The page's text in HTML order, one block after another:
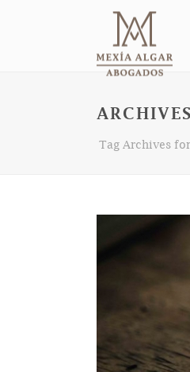
ARCHIVES
Tag Archives